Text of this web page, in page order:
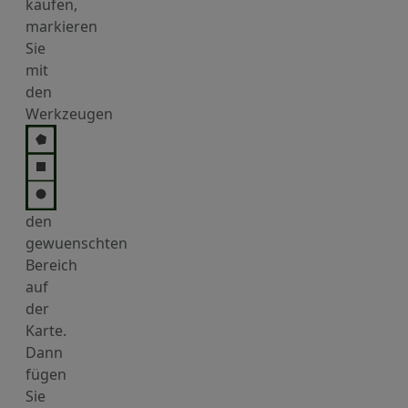
kaufen,
markieren
Sie
mit
den
Werkzeugen
den
gewuenschten
Bereich
auf
der
Karte.
Dann
fügen
Sie